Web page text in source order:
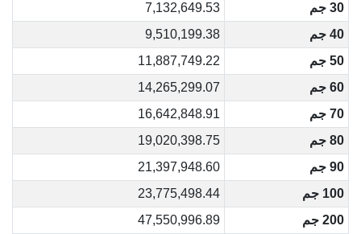
30 جم
7,132,649.53
40 جم
9,510,199.38
50 جم
11,887,749.22
60 جم
14,265,299.07
70 جم
16,642,848.91
80 جم
19,020,398.75
90 جم
21,397,948.60
100 جم
23,775,498.44
200 جم
47,550,996.89